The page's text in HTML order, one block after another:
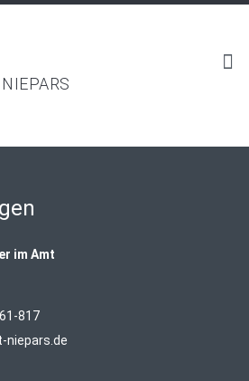
im Amt
817
niepars.de